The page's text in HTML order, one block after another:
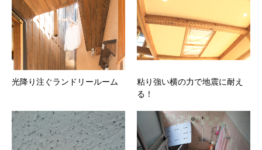
光降り注ぐランドリールーム
粘り強い横の力で地震に耐え
る！